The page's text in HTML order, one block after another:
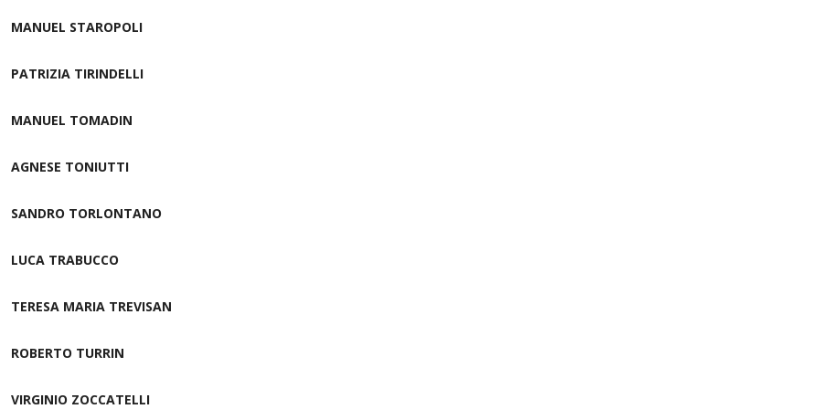
MANUEL STAROPOLI
PATRIZIA TIRINDELLI
MANUEL TOMADIN
AGNESE TONIUTTI
SANDRO TORLONTANO
LUCA TRABUCCO
TERESA MARIA TREVISAN
ROBERTO TURRIN
VIRGINIO ZOCCATELLI